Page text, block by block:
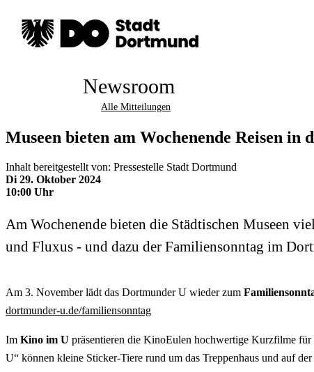
Newsroom
Alle Mitteilungen
Museen bieten am Wochenende Reisen
Inhalt bereitgestellt von: Pressestelle Stadt Dortmund
Di 29. Oktober 2024
10:00 Uhr
Am Wochenende bieten die Städtischen Museen
und Fluxus - und dazu der Familiensonntag im
Am 3. November lädt das Dortmunder U wieder zum
dortmunder-u.de/familiensonntag
Im Kino im U präsentieren die KinoEulen hochwertige Kurzfilme
U“ können kleine Sticker-Tiere rund um das Treppenhaus und auf